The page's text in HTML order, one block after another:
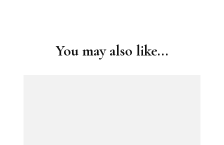
You may also like...